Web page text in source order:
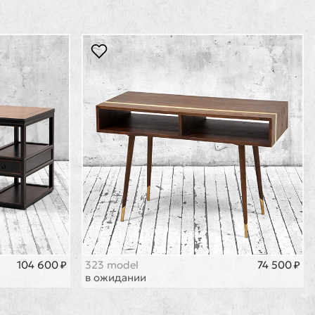
104 600 ₽
323 model
в ожидании
74 500 ₽